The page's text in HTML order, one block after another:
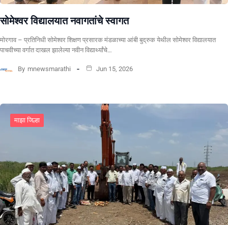
सोमेश्वर विद्यालयात नवागतांचे स्वागत
मोरगाव – प्रतिनिधी सोमेश्वर शिक्षण प्रसारक मंडळाच्या आंबी बुद्रुक येथील सोमेश्वर विद्यालयात
पाचवीच्या वर्गात दाखल झालेल्या नवीन विद्यार्थ्यांचे…
By mnewsmarathi Jun 15, 2026
माझा जिल्हा